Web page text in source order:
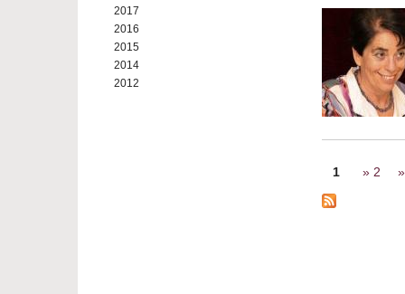
2017
2016
2015
2014
2012
Seiten
1 2